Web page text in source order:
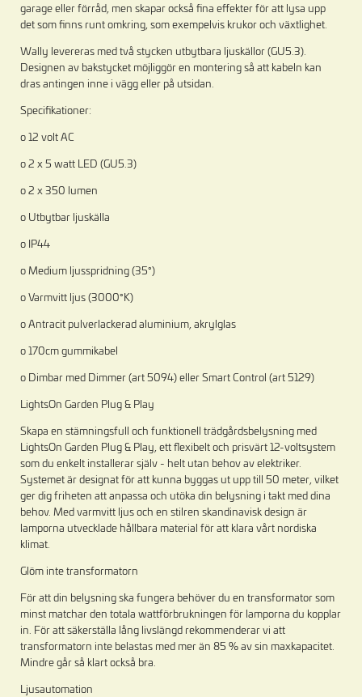
garage eller förråd, men skapar också fina effekter för att lysa upp
det som finns runt omkring, som exempelvis krukor och växtlighet.
Wally levereras med två stycken utbytbara ljuskällor (GU5.3).
Designen av bakstycket möjliggör en montering så att kabeln kan
dras antingen inne i vägg eller på utsidan.
Specifikationer:
o 12 volt AC
o 2 x 5 watt LED (GU5.3)
o 2 x 350 lumen
o Utbytbar ljuskälla
o IP44
o Medium ljusspridning (35°)
o Varmvitt ljus (3000°K)
o Antracit pulverlackerad aluminium, akrylglas
o 170cm gummikabel
o Dimbar med Dimmer (art 5094) eller Smart Control (art 5129)
LightsOn Garden Plug & Play
Skapa en stämningsfull och funktionell trädgårdsbelysning med
LightsOn Garden Plug & Play, ett flexibelt och prisvärt 12-voltsystem
som du enkelt installerar själv - helt utan behov av elektriker.
Systemet är designat för att kunna byggas ut upp till 50 meter, vilket
ger dig friheten att anpassa och utöka din belysning i takt med dina
behov. Med varmvitt ljus och en stilren skandinavisk design är
lamporna utvecklade hållbara material för att klara vårt nordiska
klimat.
Glöm inte transformatorn
För att din belysning ska fungera behöver du en transformator som
minst matchar den totala wattförbrukningen för lamporna du kopplar
in. För att säkerställa lång livslängd rekommenderar vi att
transformatorn inte belastas med mer än 85 % av sin maxkapacitet.
Mindre går så klart också bra.
Ljusautomation